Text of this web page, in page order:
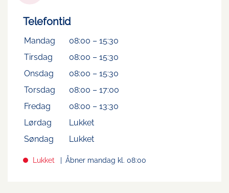
Telefontid
Mandag 08:00 – 15:30
Tirsdag
08:00 – 15:30
Onsdag
08:00 – 15:30
Torsdag
08:00 – 17:00
Fredag
08:00 – 13:30
Lørdag
Lukket
Søndag
Lukket
Lukket Åbner mandag kl. 08:00